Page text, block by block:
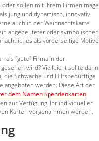
sollen mit Ihrem Firmenimage
jung und dynamisch, innovativ
auch in der Weihnachtskarte
angedeuteter oder symbolischer
als vorderseitige Motive
als "gute" Firma in der
wird? Vielleicht sollte dann
die Schwache und Hilfsbedürftige
angeboten werden. Diese Art der
dem Namen Spendenkarten
zur Verfügung. Ihr individueller
Karten vorgenommen werden.